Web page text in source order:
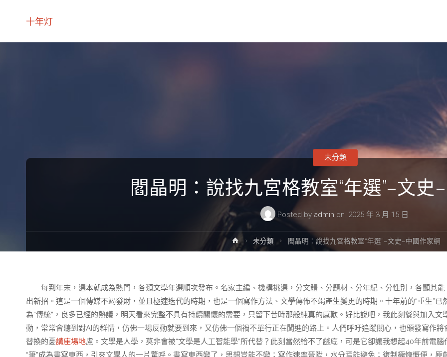
十年灯
閻晶明：說找九宮格教室“年選”–文史
Posted by admin on 2025 年 3 月 15 日
未分類
Home未分類 閻晶明：說找九宮格教室“年選”–文史–中國作家網
每到年末，選本就成為熱門，各類文學年選順次發布。名家主編、機構挑選，分文體、分題材、分年紀、分性別，各顯其能
出新招。這是一個傳媒不竭發財，並且極速迭代的時期，也是一個寫作方法、文學傳佈不竭產生變更的時期。十年前的“重生”已
為“傳統”，良多已經的熱議，明天看來完整不具有持續關懷的需要，只留下昔時那般純真的感歎。好比說吧，我此刻餐與加入文
動，常常會聽到對AI的群情，仿佛一場反動就要到來，又仿佛一個禍不單行正在闖進的路上。人們呼吁追蹤關心，也頒發寫作將
替換的憂講座場地慮。文學是人學，莫非會被“文學是人工智能學”所代替？此刻當然給不了謎底，可是它卻讓我想起40年前電腦
“筆”成為書寫東西，引來文學人的一片驚呼。書寫東西變了，思想豈能不變；寫作速率晉陞，水分焉能避免；復制極慷慨便，原